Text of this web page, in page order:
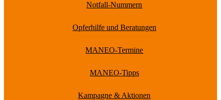
Notfall-Nummern
Opferhilfe und Beratungen
MANEO-Termine
MANEO-Tipps
Kampagne & Aktionen